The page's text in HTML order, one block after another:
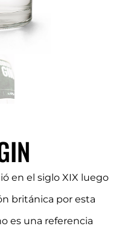
en el siglo XIX luego
británica por esta
es una referencia